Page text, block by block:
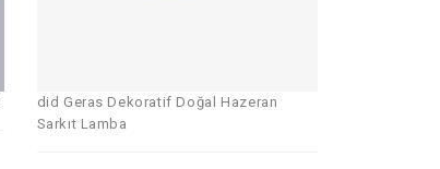
did Geras Dekoratif Doğal Hazeran
Sarkıt Lamba